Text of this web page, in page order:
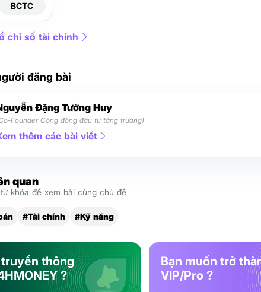
BCTC
chỉ số tài chính
đăng bài
Đặng Tường Huy
Founder Cộng đồng đầu tư tăng trưởng)
thêm các bài viết
quan
khóa để xem bài cùng chủ đề
#Tài chính #Kỹ năng
thông
?
Bạn muốn trở
VIP/Pro ?